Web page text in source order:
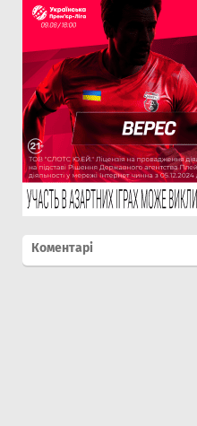
Коментарі